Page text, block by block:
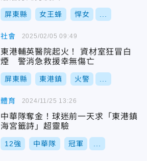
屏東縣 女王蜂 悍女
社會
東港輔英醫院起火！ 資材室狂冒白
煙 警消急救援幸無傷亡
屏東縣 東港鎮 火警
2025/02/05 09:49
體育
中華隊奪金！球迷前一天求「東港鎮
海宮籤詩」超靈驗
12強 中華隊 冠軍
2024/11/25 13:26